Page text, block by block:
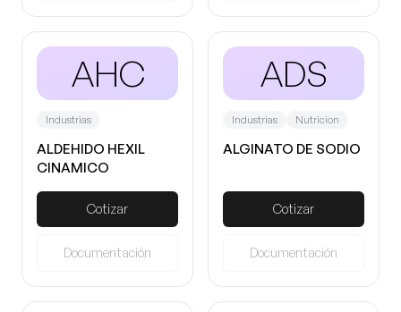
AHC
Industrias
ALDEHIDO HEXIL
CINAMICO
Cotizar
Documentación
ADS
Industrias Nutricion
ALGINATO DE SODIO
Cotizar
Documentación